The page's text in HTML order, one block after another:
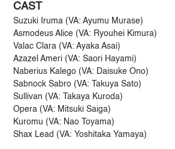
CAST
Suzuki Iruma (VA: Ayumu Murase)
Asmodeus Alice (VA: Ryouhei Kimura)
Valac Clara (VA: Ayaka Asai)
Azazel Ameri (VA: Saori Hayami)
Naberius Kalego (VA: Daisuke Ono)
Sabnock Sabro (VA: Takuya Sato)
Sullivan (VA: Takaya Kuroda)
Opera (VA: Mitsuki Saiga)
Kuromu (VA: Nao Toyama)
Shax Lead (VA: Yoshitaka Yamaya)